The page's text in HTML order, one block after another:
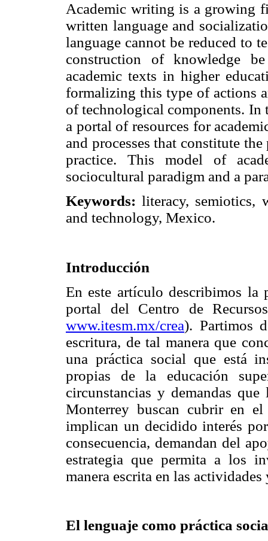
Academic writing is a growing
written language and
language cannot be reduced to
construction of knowledge
academic texts in higher
formalizing this type of actions
of technological components. In
a portal of resources for
and processes that constitute
practice. This model of
sociocultural paradigm and a
Keywords: literacy, semiotics,
and technology, Mexico.
Introducción
En este artículo describimos la
portal del Centro de
www.itesm.mx/crea). Partimos
escritura, de tal manera que
una práctica social que está
propias de la educación
circunstancias y demandas
Monterrey buscan cubrir en el
implican un decidido interés
consecuencia, demandan del
estrategia que permita a los
manera escrita en las
El lenguaje como práctica